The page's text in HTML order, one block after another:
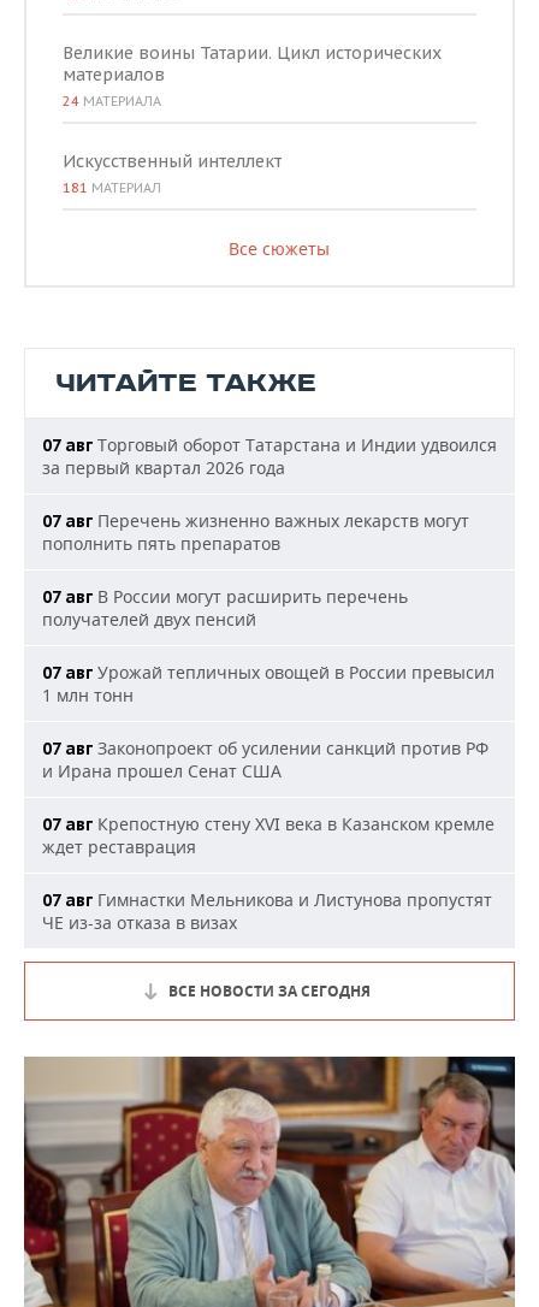
Великие воины Татарии. Цикл исторических
материалов
24 МАТЕРИАЛА
Искусственный интеллект
181 МАТЕРИАЛ
Все сюжеты
ЧИТАЙТЕ ТАКЖЕ
07 авг Торговый оборот Татарстана и Индии удвоился
за первый квартал 2026 года
07 авг Перечень жизненно важных лекарств могут
пополнить пять препаратов
07 авг В России могут расширить перечень
получателей двух пенсий
07 авг Урожай тепличных овощей в России превысил
1 млн тонн
07 авг Законопроект об усилении санкций против РФ
и Ирана прошел Сенат США
07 авг Крепостную стену XVI века в Казанском кремле
ждет реставрация
07 авг Гимнастки Мельникова и Листунова пропустят
ЧЕ из-за отказа в визах
ВСЕ НОВОСТИ ЗА СЕГОДНЯ